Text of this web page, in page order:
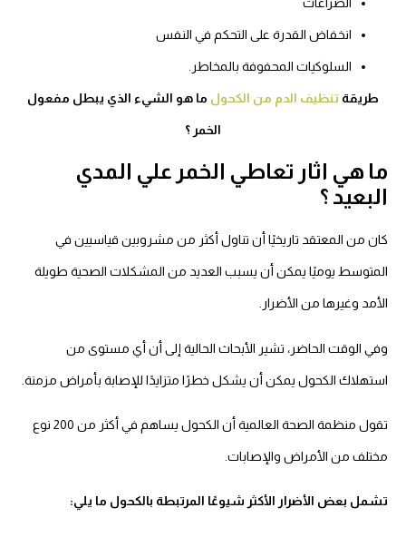
انخفاض القدرة على التحكم في النفس
السلوكيات المحفوفة بالمخاطر.
طريقة تنظيف الدم من الكحول ما هو الشيء الذي يبطل مفعول
الخمر ؟
ما هي اثار تعاطي الخمر علي المدي
البعيد ؟
كان من المعتقد تاريخيًا أن تناول أكثر من مشروبين قياسيين في
المتوسط يوميًا يمكن أن يسبب العديد من المشكلات الصحية طويلة
الأمد وغيرها من الأضرار.
وفي الوقت الحاضر، تشير الأبحاث الحالية إلى أن أي مستوى من
استهلاك الكحول يمكن أن يشكل خطرًا متزايدًا للإصابة بأمراض مزمنة.
تقول منظمة الصحة العالمية أن الكحول يساهم في أكثر من 200 نوع
مختلف من الأمراض والإصابات.
تشمل بعض الأضرار الأكثر شيوعًا المرتبطة بالكحول ما يلي: